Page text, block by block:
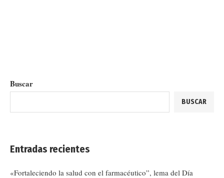
Buscar
BUSCAR
Entradas recientes
«Fortaleciendo la salud con el farmacéutico”, lema del Día